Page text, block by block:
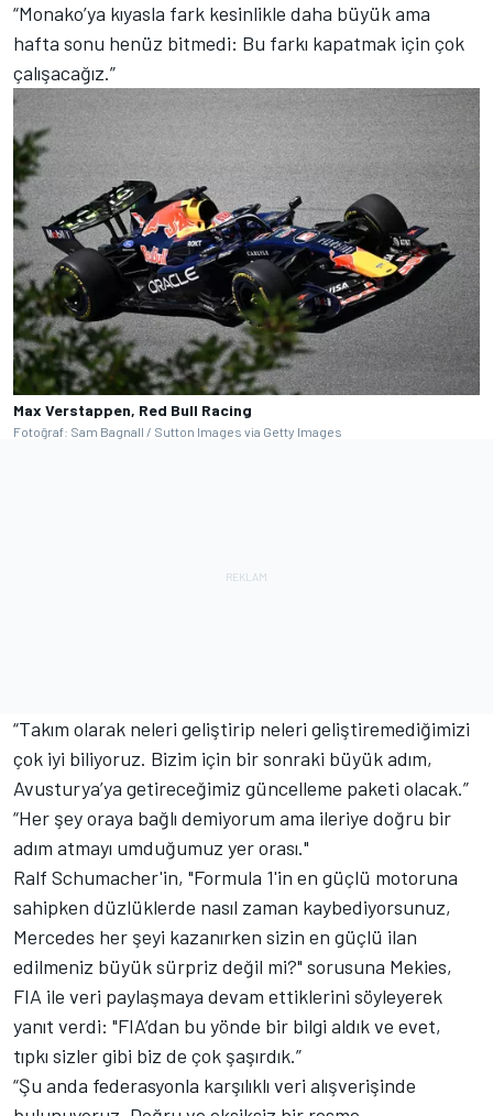
“Monako’ya kıyasla fark kesinlikle daha büyük ama
hafta sonu henüz bitmedi: Bu farkı kapatmak için çok
çalışacağız.”
Max Verstappen, Red Bull Racing
Fotoğraf: Sam Bagnall / Sutton Images via Getty Images
“Takım olarak neleri geliştirip neleri geliştiremediğimizi
çok iyi biliyoruz. Bizim için bir sonraki büyük adım,
Avusturya’ya getireceğimiz güncelleme paketi olacak.”
“Her şey oraya bağlı demiyorum ama ileriye doğru bir
adım atmayı umduğumuz yer orası."
Ralf Schumacher'in, "Formula 1'in en güçlü motoruna
sahipken düzlüklerde nasıl zaman kaybediyorsunuz,
Mercedes her şeyi kazanırken sizin en güçlü ilan
edilmeniz büyük sürpriz değil mi?" sorusuna Mekies,
FIA ile veri paylaşmaya devam ettiklerini söyleyerek
yanıt verdi: "FIA’dan bu yönde bir bilgi aldık ve evet,
tıpkı sizler gibi biz de çok şaşırdık.”
“Şu anda federasyonla karşılıklı veri alışverişinde